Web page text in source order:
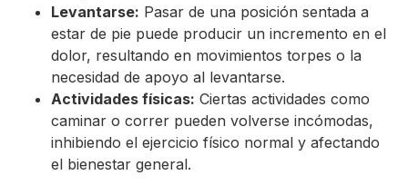
Levantarse: Pasar de una posición sentada a
estar de pie puede producir un incremento en el
dolor, resultando en movimientos torpes o la
necesidad de apoyo al levantarse.
Actividades físicas: Ciertas actividades como
caminar o correr pueden volverse incómodas,
inhibiendo el ejercicio físico normal y afectando
el bienestar general.